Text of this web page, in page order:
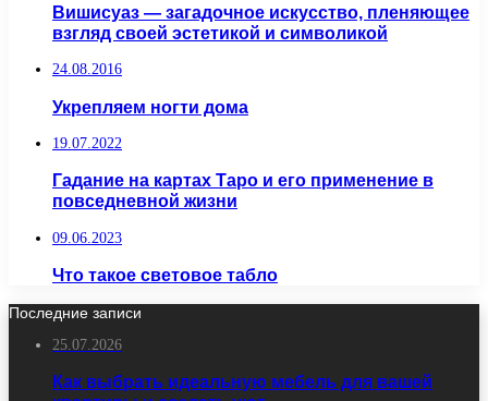
Вишисуаз — загадочное искусство, пленяющее
взгляд своей эстетикой и символикой
24.08.2016
Укрепляем ногти дома
19.07.2022
Гадание на картах Таро и его применение в
повседневной жизни
09.06.2023
Что такое световое табло
Последние записи
25.07.2026
Как выбрать идеальную мебель для вашей